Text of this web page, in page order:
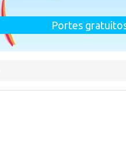
Portes